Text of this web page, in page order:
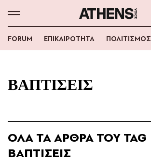
FORUM ΕΠΙΚΑΙΡΟΤΗΤΑ ΠΟΛΙΤΙΣΜΟΣ
ΒΑΠΤΙΣΕΙΣ
ΟΛΑ ΤΑ ΑΡΘΡΑ ΤΟΥ TAG
ΒΑΠΤΙΣΕΙΣ